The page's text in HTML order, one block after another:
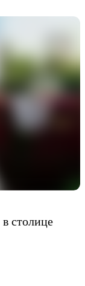
в столице